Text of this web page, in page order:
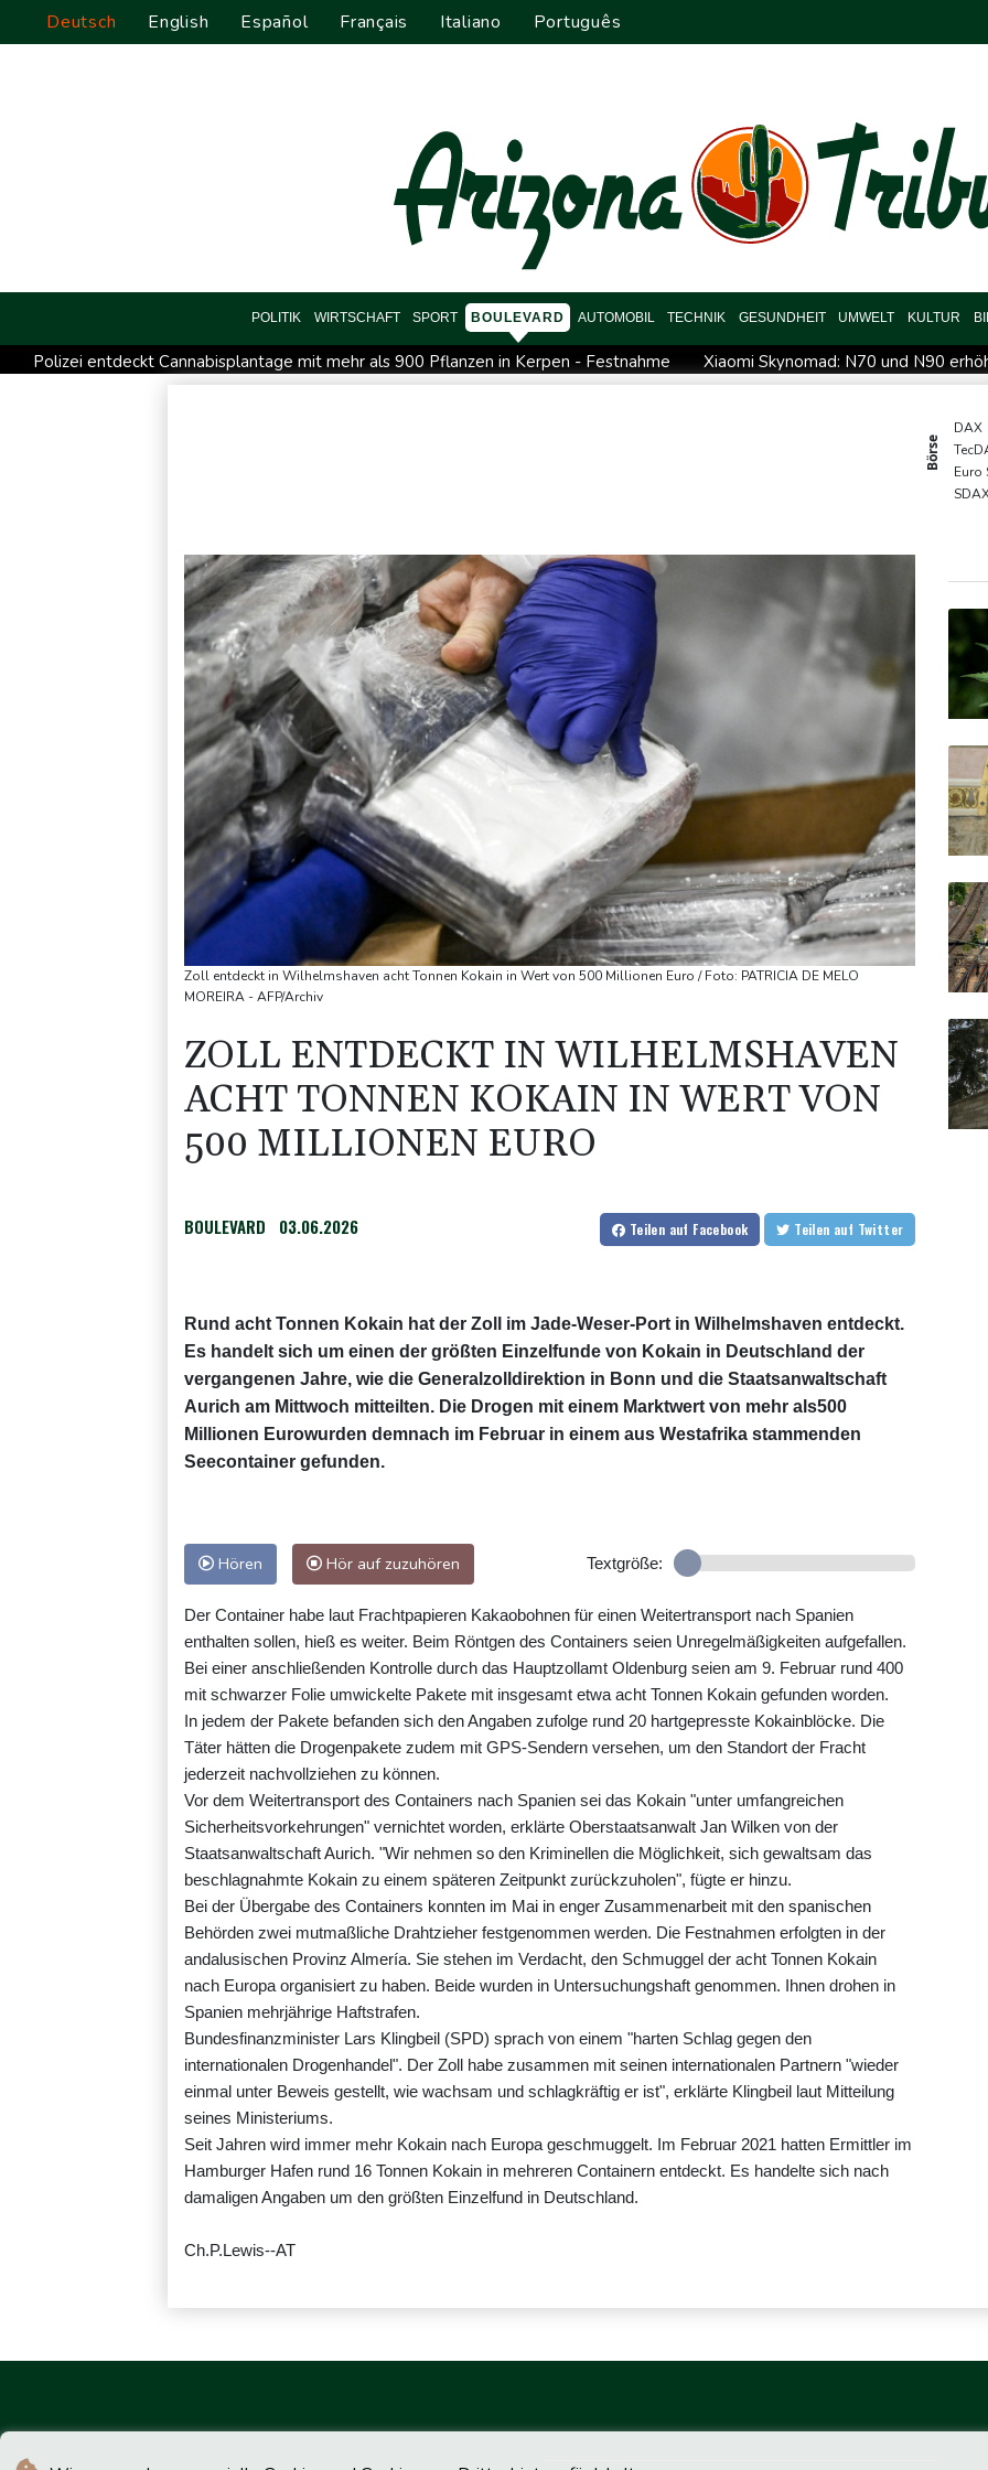
Deutsch English Español Français Italiano Português
POLITIK WIRTSCHAFT SPORT BOULEVARD AUTOMOBIL TECHNIK GESUNDHEIT UMWELT KULTUR
Polizei entdeckt Cannabisplantage mit mehr als 900 Pflanzen in Kerpen - Festnahme
Xiaomi Skynomad: N70 und N90
Kabel der Deutschen Bahn beschädigt: Kölner
Ein Viertel der Reisenden in
Verurteilte Linksextremistin: Bundesgerichtshof bestätigt
Börse
DAX
Euro
Zoll entdeckt in Wilhelmshaven acht Tonnen Kokain in Wert von 500 Millionen Euro / Foto: PATRICIA DE MELO
MOREIRA - AFP/Archiv
ZOLL ENTDECKT IN WILHELMSHAVEN
ACHT TONNEN KOKAIN IN WERT VON
500 MILLIONEN EURO
BOULEVARD 03.06.2026 Teilen auf Facebook Teilen auf Twitter
Rund acht Tonnen Kokain hat der Zoll im Jade-Weser-Port in Wilhelmshaven entdeckt.
Es handelt sich um einen der größten Einzelfunde von Kokain in Deutschland der
vergangenen Jahre, wie die Generalzolldirektion in Bonn und die Staatsanwaltschaft
Aurich am Mittwoch mitteilten. Die Drogen mit einem Marktwert von mehr als500
Millionen Eurowurden demnach im Februar in einem aus Westafrika stammenden
Seecontainer gefunden.
Hören Hör auf zuzuhören Textgröße:
Der Container habe laut Frachtpapieren Kakaobohnen für einen Weitertransport nach Spanien
enthalten sollen, hieß es weiter. Beim Röntgen des Containers seien Unregelmäßigkeiten aufgefallen.
Bei einer anschließenden Kontrolle durch das Hauptzollamt Oldenburg seien am 9. Februar rund 400
mit schwarzer Folie umwickelte Pakete mit insgesamt etwa acht Tonnen Kokain gefunden worden.
In jedem der Pakete befanden sich den Angaben zufolge rund 20 hartgepresste Kokainblöcke. Die
Täter hätten die Drogenpakete zudem mit GPS-Sendern versehen, um den Standort der Fracht
jederzeit nachvollziehen zu können.
Vor dem Weitertransport des Containers nach Spanien sei das Kokain "unter umfangreichen
Sicherheitsvorkehrungen" vernichtet worden, erklärte Oberstaatsanwalt Jan Wilken von der
Staatsanwaltschaft Aurich. "Wir nehmen so den Kriminellen die Möglichkeit, sich gewaltsam das
beschlagnahmte Kokain zu einem späteren Zeitpunkt zurückzuholen", fügte er hinzu.
Bei der Übergabe des Containers konnten im Mai in enger Zusammenarbeit mit den spanischen
Behörden zwei mutmaßliche Drahtzieher festgenommen werden. Die Festnahmen erfolgten in der
andalusischen Provinz Almería. Sie stehen im Verdacht, den Schmuggel der acht Tonnen Kokain
nach Europa organisiert zu haben. Beide wurden in Untersuchungshaft genommen. Ihnen drohen in
Spanien mehrjährige Haftstrafen.
Bundesfinanzminister Lars Klingbeil (SPD) sprach von einem "harten Schlag gegen den
internationalen Drogenhandel". Der Zoll habe zusammen mit seinen internationalen Partnern "wieder
einmal unter Beweis gestellt, wie wachsam und schlagkräftig er ist", erklärte Klingbeil laut Mitteilung
seines Ministeriums.
Seit Jahren wird immer mehr Kokain nach Europa geschmuggelt. Im Februar 2021 hatten Ermittler im
Hamburger Hafen rund 16 Tonnen Kokain in mehreren Containern entdeckt. Es handelte sich nach
damaligen Angaben um den größten Einzelfund in Deutschland.
Ch.P.Lewis--AT